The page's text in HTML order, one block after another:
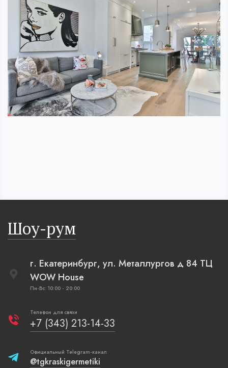
Шоу-рум
г. Екатеринбург, ул. Металлургов д 84 ТЦ
WOW House
Пн-Вс: 10:00 - 20:00
Телефон для связи
+7 (343) 213-14-33
Официальный Telegram-канал
@tgkraskigermetiki